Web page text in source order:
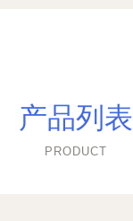
产品列表
PRODUCT